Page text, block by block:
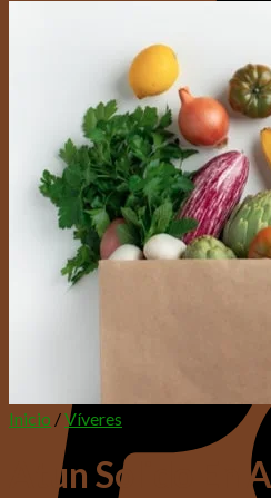
Inicio /Víveres
Atun Solido En